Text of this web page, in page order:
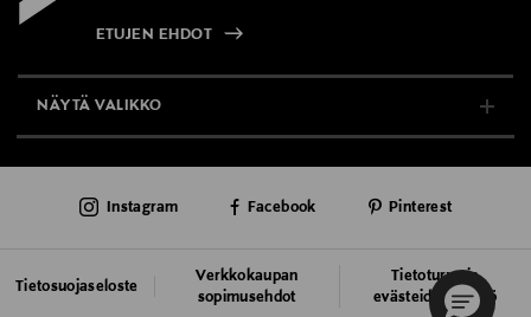
ETUJEN EHDOT
NÄYTÄ VALIKKO
AJANKOHTAISTA
Tietosuojaseloste
Verkkokaupan
sopimusehdot
Tietoturva ja
evästeiden käyttö
Instagram Facebook Pinterest